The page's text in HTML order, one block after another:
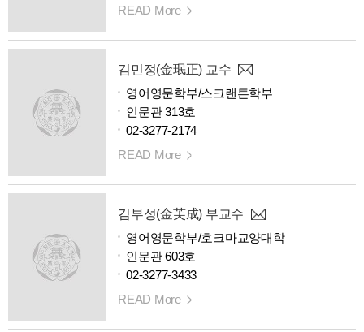
READ More
김민정(金珉正) 교수
영어영문학부/스크랜튼학부
인문관 313호
02-3277-2174
READ More
김부성(金芙成) 부교수
영어영문학부/호크마교양대학
인문관 603호
02-3277-3433
READ More